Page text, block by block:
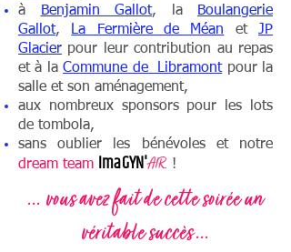
à
Benjamin Gallot, la
Boulangerie
Gallot, La Fermière de Méan etJP
Glacier pour leur contribution au repas
et à laCommune de Libramontpour la
salle et son aménagement,
aux nombreux sponsors pour les lots
de tombola,
sans oublier les bénévoles et notre
dream team ImaGYN'AIR. !
... vous avez fait de cette soirée un
véritable succès ...